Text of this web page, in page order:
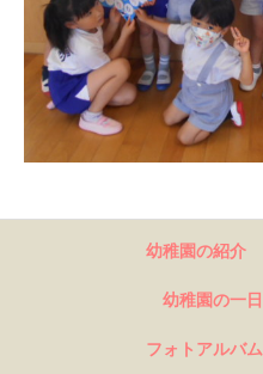
幼稚園の紹介
幼稚園の一日
フォトアルバム